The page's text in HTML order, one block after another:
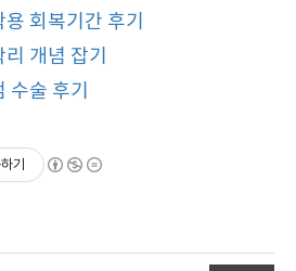
회복기간 후기
개념 잡기
수술 후기
기